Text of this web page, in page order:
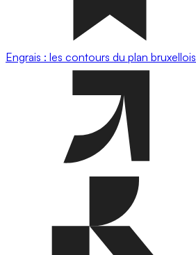
Engrais : les contours du plan bruxellois